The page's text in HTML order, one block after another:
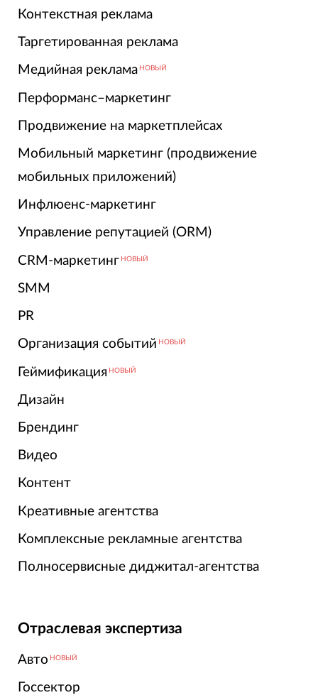
Контекстная реклама
Таргетированная реклама
Медийная реклама НОВЫЙ
Перформанс–маркетинг
Продвижение на маркетплейсах
Мобильный маркетинг (продвижение
мобильных приложений)
Инфлюенс-маркетинг
Управление репутацией (ORM)
CRM-маркетинг НОВЫЙ
SMM
PR
Организация событий НОВЫЙ
Геймификация НОВЫЙ
Дизайн
Брендинг
Видео
Контент
Креативные агентства
Комплексные рекламные агентства
Полносервисные диджитал-агентства
Отраслевая экспертиза
Авто НОВЫЙ
Госсектор